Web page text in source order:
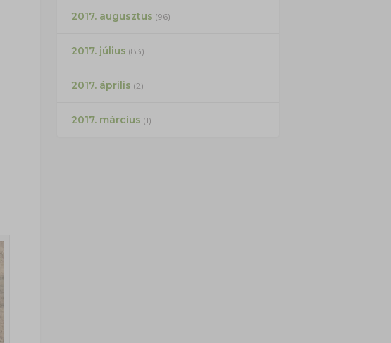
2017. augusztus (96)
2017. július (83)
2017. április (2)
2017. március (1)